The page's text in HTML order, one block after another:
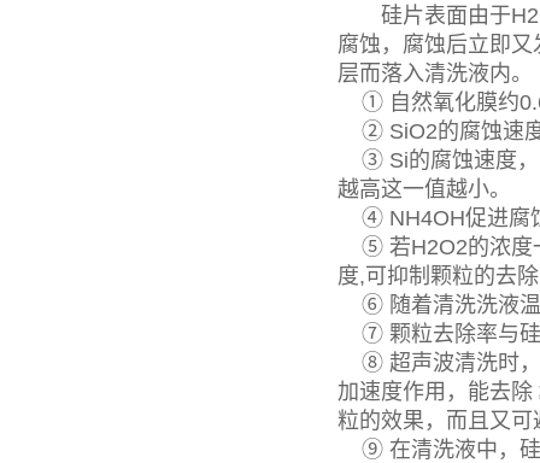
硅片表面由于
腐蚀，腐蚀后立即
层而落入清洗液内。
① 自然氧化膜约
② SiO2的腐蚀速度
③ Si的腐蚀速度，
越高这一值越小。
④ NH4OH促进腐
⑤ 若H2O2的浓度
度,可抑制颗粒的去
⑥ 随着清洗洗液温
⑦ 颗粒去除率与硅
⑧ 超声波清洗时，
加速度作用，能去
粒的效果，而且又
⑨ 在清洗液中，硅